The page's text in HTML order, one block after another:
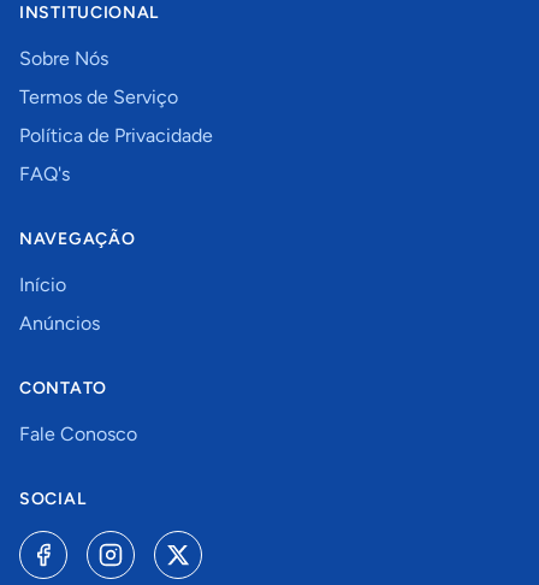
INSTITUCIONAL
Sobre Nós
Termos de Serviço
Política de Privacidade
FAQ's
NAVEGAÇÃO
Início
Anúncios
CONTATO
Fale Conosco
SOCIAL